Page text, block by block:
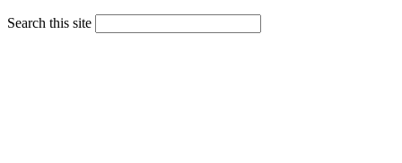
Search this site